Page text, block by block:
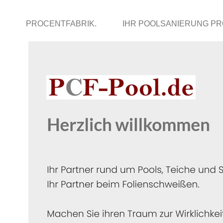
PROCENTFABRIK. IHR POOLSANIERUNG